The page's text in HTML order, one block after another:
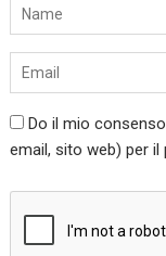
Do il mio
email, sito web) per